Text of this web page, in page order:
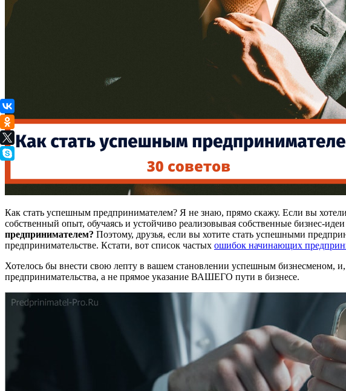
Как стать успешным предпринимателем? Я не знаю, прямо скажу. Если вы
собственный опыт, обучаясь и устойчиво реализовывая собственные бизнес-
предпринимателем? Поэтому, друзья, если вы хотите стать успешными
предпринимательстве. Кстати, вот список частых ошибок начинающих
Хотелось бы внести свою лепту в вашем становлении успешным бизнесменом,
предпринимательства, а не прямое указание ВАШЕГО пути в бизнесе.